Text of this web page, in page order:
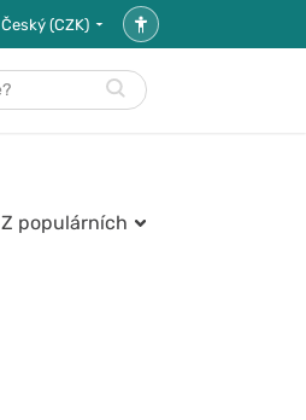
Český (CZK)
Nastavení
přístupnosti
Hledat
Z populárních